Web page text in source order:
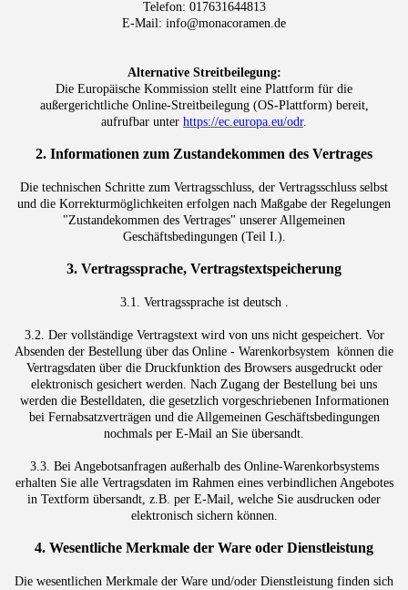
Telefon: 017631644813
E-Mail: info@monacoramen.de
Alternative Streitbeilegung:
Die Europäische Kommission stellt eine Plattform für die
außergerichtliche Online-Streitbeilegung (OS-Plattform) bereit,
aufrufbar unter https://ec.europa.eu/odr.
2. Informationen zum Zustandekommen des Vertrages
Die technischen Schritte zum Vertragsschluss, der Vertragsschluss selbst
und die Korrekturmöglichkeiten erfolgen nach Maßgabe der Regelungen
"Zustandekommen des Vertrages" unserer Allgemeinen
Geschäftsbedingungen (Teil I.).
3. Vertragssprache, Vertragstextspeicherung
3.1. Vertragssprache ist deutsch .
3.2. Der vollständige Vertragstext wird von uns nicht gespeichert. Vor
Absenden der Bestellung über das Online - Warenkorbsystem können die
Vertragsdaten über die Druckfunktion des Browsers ausgedruckt oder
elektronisch gesichert werden. Nach Zugang der Bestellung bei uns
werden die Bestelldaten, die gesetzlich vorgeschriebenen Informationen
bei Fernabsatzverträgen und die Allgemeinen Geschäftsbedingungen
nochmals per E-Mail an Sie übersandt.
3.3. Bei Angebotsanfragen außerhalb des Online-Warenkorbsystems
erhalten Sie alle Vertragsdaten im Rahmen eines verbindlichen Angebotes
in Textform übersandt, z.B. per E-Mail, welche Sie ausdrucken oder
elektronisch sichern können.
4. Wesentliche Merkmale der Ware oder Dienstleistung
Die wesentlichen Merkmale der Ware und/oder Dienstleistung finden sich